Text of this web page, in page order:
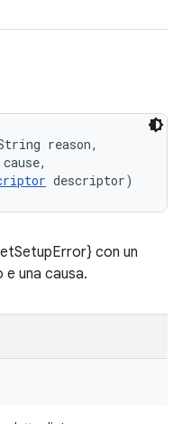
reason,
descriptor)
con un
una causa.